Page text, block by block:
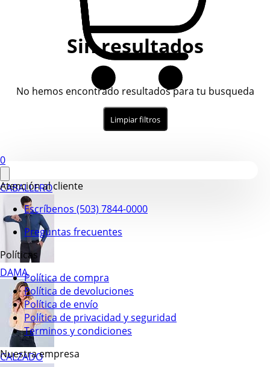
0
CABALLERO
DAMA
CALZADO
Sin resultados
No hemos encontrado resultados para tu busqueda
Limpiar filtros
Atención al cliente
Escríbenos (503) 7844-0000
Preguntas frecuentes
Políticas
Política de compra
Política de devoluciones
Política de envío
Política de privacidad y seguridad
Terminos y condiciones
Nuestra empresa